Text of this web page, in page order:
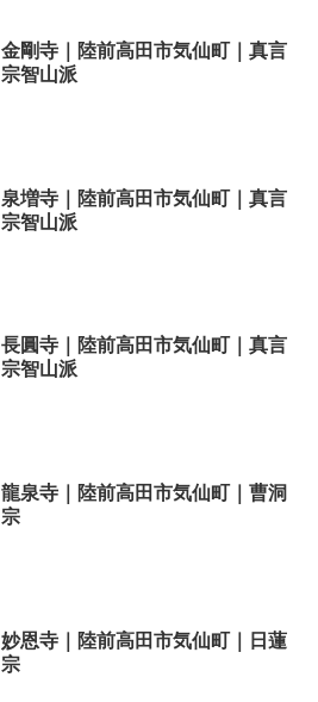
金剛寺｜陸前高田市気仙町｜真言
宗智山派
泉増寺｜陸前高田市気仙町｜真言
宗智山派
長圓寺｜陸前高田市気仙町｜真言
宗智山派
龍泉寺｜陸前高田市気仙町｜曹洞
宗
妙恩寺｜陸前高田市気仙町｜日蓮
宗